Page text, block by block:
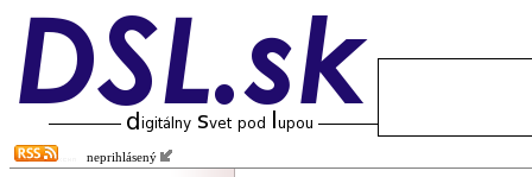
neprihlásený